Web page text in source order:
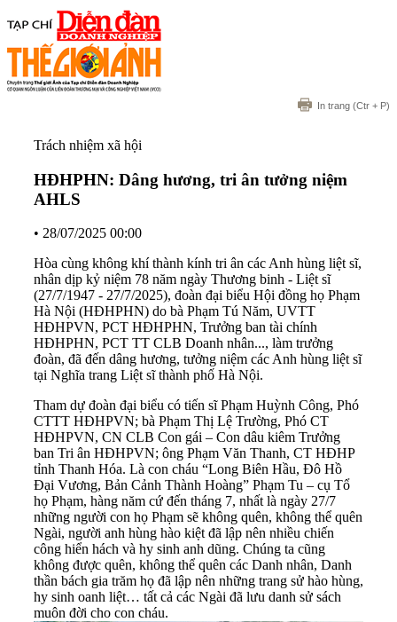
In trang (Ctr + P)
Trách nhiệm xã hội
HĐHPHN: Dâng hương, tri ân tưởng niệm
AHLS
• 28/07/2025 00:00
Hòa cùng không khí thành kính tri ân các Anh hùng liệt sĩ,
nhân dịp kỷ niệm 78 năm ngày Thương binh - Liệt sĩ
(27/7/1947 - 27/7/2025), đoàn đại biểu Hội đồng họ Phạm
Hà Nội (HĐHPHN) do bà Phạm Tú Năm, UVTT
HĐHPVN, PCT HĐHPHN, Trưởng ban tài chính
HĐHPHN, PCT TT CLB Doanh nhân..., làm trưởng
đoàn, đã đến dâng hương, tưởng niệm các Anh hùng liệt sĩ
tại Nghĩa trang Liệt sĩ thành phố Hà Nội.
Tham dự đoàn đại biểu có tiến sĩ Phạm Huỳnh Công, Phó
CTTT HĐHPVN; bà Phạm Thị Lệ Trường, Phó CT
HĐHPVN, CN CLB Con gái – Con dâu kiêm Trưởng
ban Tri ân HĐHPVN; ông Phạm Văn Thanh, CT HĐHP
tỉnh Thanh Hóa. Là con cháu “Long Biên Hầu, Đô Hồ
Đại Vương, Bản Cảnh Thành Hoàng” Phạm Tu – cụ Tổ
họ Phạm, hàng năm cứ đến tháng 7, nhất là ngày 27/7
những người con họ Phạm sẽ không quên, không thể quên
Ngài, người anh hùng hào kiệt đã lập nên nhiều chiến
công hiển hách và hy sinh anh dũng. Chúng ta cũng
không được quên, không thể quên các Danh nhân, Danh
thần bách gia trăm họ đã lập nên những trang sử hào hùng,
hy sinh oanh liệt… tất cả các Ngài đã lưu danh sử sách
muôn đời cho con cháu.